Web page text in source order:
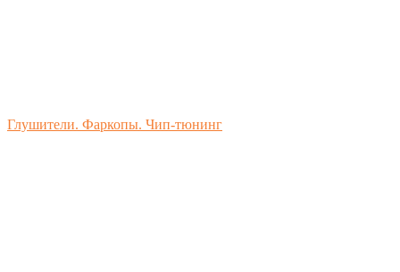
Глушители. Фаркопы. Чип-тюнинг